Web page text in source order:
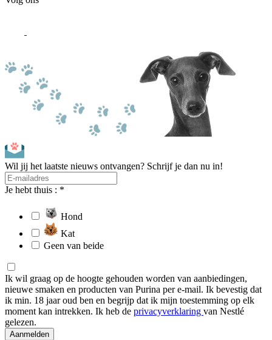
Wil jij het laatste nieuws ontvangen? Schrijf je dan nu in!
Je hebt thuis : *
Hond
Kat
Geen van beide
Ik wil graag op de hoogte gehouden worden van aanbiedingen,
nieuwe smaken en producten van Purina per e-mail. Ik bevestig dat
ik min. 18 jaar oud ben en begrijp dat ik mijn toestemming op elk
moment kan intrekken. Ik heb de privacyverklaring van Nestlé
gelezen.
Aanmelden